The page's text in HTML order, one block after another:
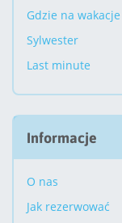
Gdzie na wakacje
Sylwester
Last minute
Informacje
O nas
Jak rezerwować